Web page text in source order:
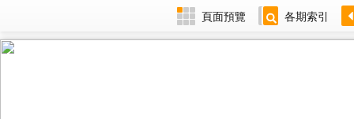
頁面預覽 各期索引